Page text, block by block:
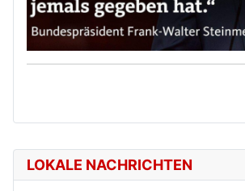
LOKALE NACHRICHTEN